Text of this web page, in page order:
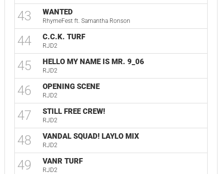
43 WANTED
RhymeFest ft. Samantha Ronson
44 C.C.K. TURF
RJD2
45 HELLO MY NAME IS MR. 9_06
RJD2
46 OPENING SCENE
RJD2
47 STILL FREE CREW!
RJD2
48 VANDAL SQUAD! LAYLO MIX
RJD2
49 VANR TURF
RJD2